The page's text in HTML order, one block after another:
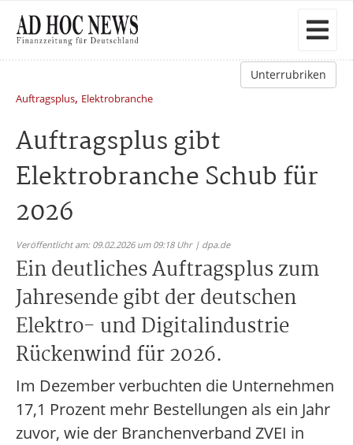
Unterrubriken
Auftragsplus, Elektrobranche
Auftragsplus gibt
Elektrobranche Schub für
2026
Veröffentlicht am: 09.02.2026 um 09:18 Uhr | dpa.de
Ein deutliches Auftragsplus zum
Jahresende gibt der deutschen
Elektro- und Digitalindustrie
Rückenwind für 2026.
Im Dezember verbuchten die Unternehmen
17,1 Prozent mehr Bestellungen als ein Jahr
zuvor, wie der Branchenverband ZVEI in